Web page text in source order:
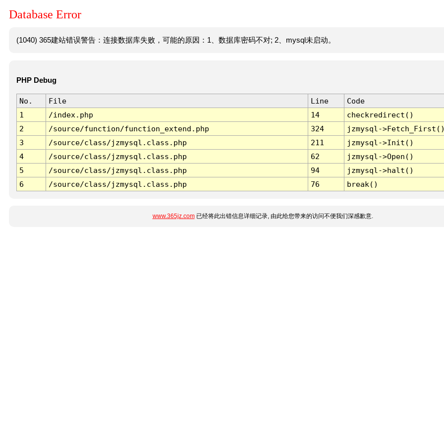
Database Error
(1040) 365建站错误警告：连接数据库失败，可能的原因：1、数据库密码不对; 2、mysql未启动。
PHP Debug
No. File Line
Code
1
/index.php 14
checkredirect()
2
/source/function/function_extend.php 324
jzmysql-
3
/source/class/jzmysql.class.php 211
jzmysql->Init()
4
/source/class/jzmysql.class.php 62
jzmysql->Open()
5
/source/class/jzmysql.class.php 94
jzmysql->halt()
6
/source/class/jzmysql.class.php 76 break()
www.365jz.com已经将此出错信息详细记录, 由此给您带来的访问不便我们深感歉意.